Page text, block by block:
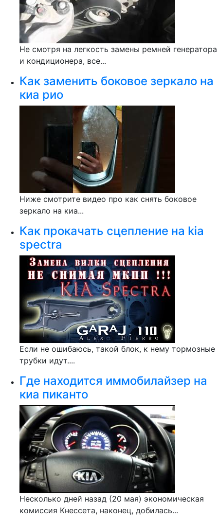
Не смотря на легкость замены ремней генератора
и кондиционера, все...
Как заменить боковое зеркало на
киа рио
Ниже смотрите видео про как снять боковое
зеркало на киа...
Как прокачать сцепление на kia
spectra
Если не ошибаюсь, такой блок, к нему тормозные
трубки идут....
Где находится иммобилайзер на
киа пиканто
Несколько дней назад (20 мая) экономическая
комиссия Кнессета, наконец, добилась...